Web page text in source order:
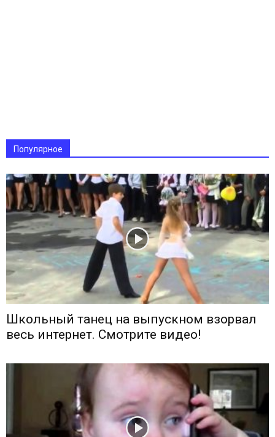
Популярное
Школьный танец на выпускном взорвал
весь интернет. Смотрите видео!